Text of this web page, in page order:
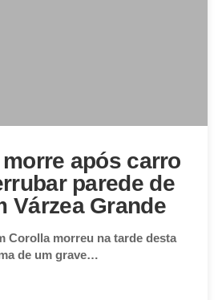
após carro
parede de
Várzea Grande
Corolla morreu na tarde desta
de um grave…